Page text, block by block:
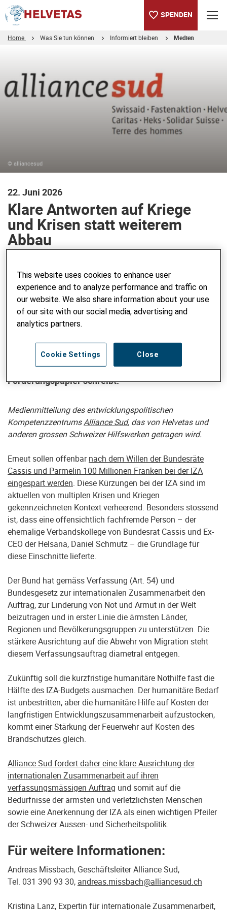
SPENDEN
Home Was Sie tun können Informiert bleiben Medien
© alliancesud
22. Juni 2026
Klare Antworten auf Kriege
und Krisen statt weiterem
Abbau
Der Tamedia-Bericht von vergangenem Freitag
über weitere Kürzungen und
Instrumentalisierungen der internationalen
Zusammenarbeit (IZA) ist zutiefst beunruhigend.
Statt fachlich nicht begründete und finanzpolitisch
unnötige Abbruchmassnahmen braucht es jetzt
mutige Schritte, wie Alliance Sud in einem neuen
Forderungspapier schreibt.
Medienmitteilung des entwicklungspolitischen
KompetenzzentrumsAlliance Sud, das von Helvetas und
anderen grossen Schweizer Hilfswerken getragen wird.
Erneut sollen offenbarnach dem Willen der Bundesräte
Cassis und Parmelin 100 Millionen Franken bei der IZA
eingespart werden. Diese Kürzungen bei der IZA sind im
aktuellen von multiplen Krisen und Kriegen
gekennzeichneten Kontext verheerend. Besonders stossend
ist, dass eine offensichtlich fachfremde Person – der
ehemalige Verbandskollege von Bundesrat Cassis und Ex-
CEO der Helsana, Daniel Schmutz – die Grundlage für
diese Einschnitte lieferte.
Der Bund hat gemäss Verfassung (Art. 54) und
Bundesgesetz zur internationalen Zusammenarbeit den
Auftrag, zur Linderung von Not und Armut in der Welt
beizutragen und in erster Linie die ärmsten Länder,
Regionen und Bevölkerungsgruppen zu unterstützen. Die
stärkere Ausrichtung auf die Abwehr von Migration steht
diesem Verfassungsauftrag diametral entgegen.
Zukünftig soll die kurzfristige humanitäre Nothilfe fast die
Hälfte des IZA-Budgets ausmachen. Der humanitäre Bedarf
ist unbestritten, aber die humanitäre Hilfe auf Kosten der
langfristigen Entwicklungszusammenarbeit aufzustocken,
kommt einer Stärkung der Feuerwehr auf Kosten des
Brandschutzes gleich.
Alliance Sud fordert daher eine klare Ausrichtung der
internationalen Zusammenarbeit auf ihren
verfassungsmässigen Auftrag und somit auf die
Bedürfnisse der ärmsten und verletzlichsten Menschen
sowie eine Anerkennung der IZA als einen wichtigen Pfeiler
der Schweizer Aussen- und Sicherheitspolitik.
Für weitere Informationen:
Andreas Missbach, Geschäftsleiter Alliance Sud,
Tel. 031 390 93 30, andreas.missbach@alliancesud.ch
Kristina Lanz, Expertin für internationale Zusammenarbeit,
This website uses cookies to enhance user
experience and to analyze performance and traffic on
our website. We also share information about your use
of our site with our social media, advertising and
analytics partners.
Close
Cookie Settings